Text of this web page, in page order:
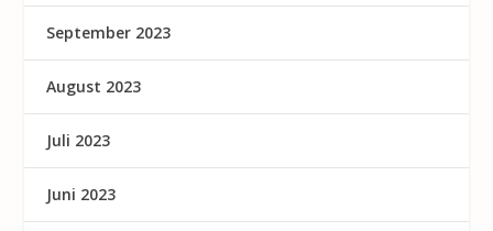
September 2023
August 2023
Juli 2023
Juni 2023